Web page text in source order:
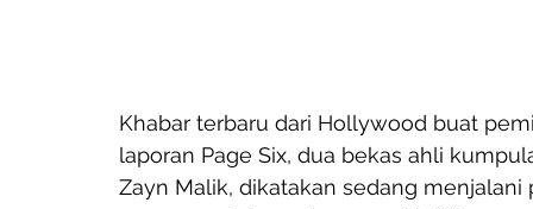
Khabar terbaru dari Hollywood buat
laporan Page Six, dua bekas ahli
Zayn Malik, dikatakan sedang